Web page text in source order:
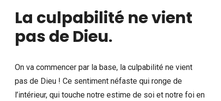
La culpabilité ne vient
pas de Dieu.
On va commencer par la base, la culpabilité ne vient
pas de Dieu ! Ce sentiment néfaste qui ronge de
l’intérieur, qui touche notre estime de soi et notre foi en